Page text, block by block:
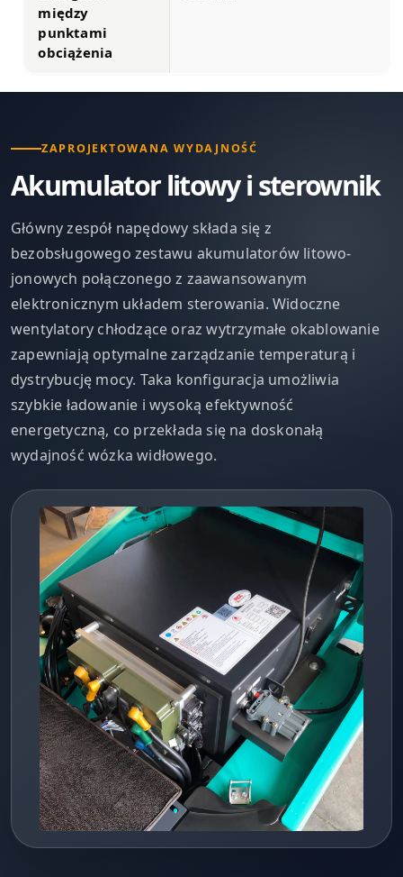
między
punktami
obciążenia
ZAPROJEKTOWANA WYDAJNOŚĆ
Akumulator litowy i sterownik
Główny zespół napędowy składa się z
bezobsługowego zestawu akumulatorów litowo-
jonowych połączonego z zaawansowanym
elektronicznym układem sterowania. Widoczne
wentylatory chłodzące oraz wytrzymałe okablowanie
zapewniają optymalne zarządzanie temperaturą i
dystrybucję mocy. Taka konfiguracja umożliwia
szybkie ładowanie i wysoką efektywność
energetyczną, co przekłada się na doskonałą
wydajność wózka widłowego.